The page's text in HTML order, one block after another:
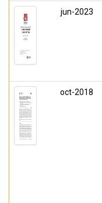
jun-2023
oct-2018